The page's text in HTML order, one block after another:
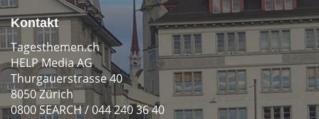
Kontakt
Tagesthemen.ch
HELP Media AG
Thurgauerstrasse 40
8050 Zürich
0800 SEARCH / 044 240 36 40